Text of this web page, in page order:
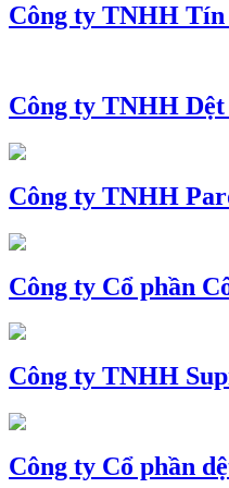
Công ty TNHH
Công ty TNHH
Công ty TNHH
Công ty Cổ phần
Công ty TNHH
Công ty Cổ phần